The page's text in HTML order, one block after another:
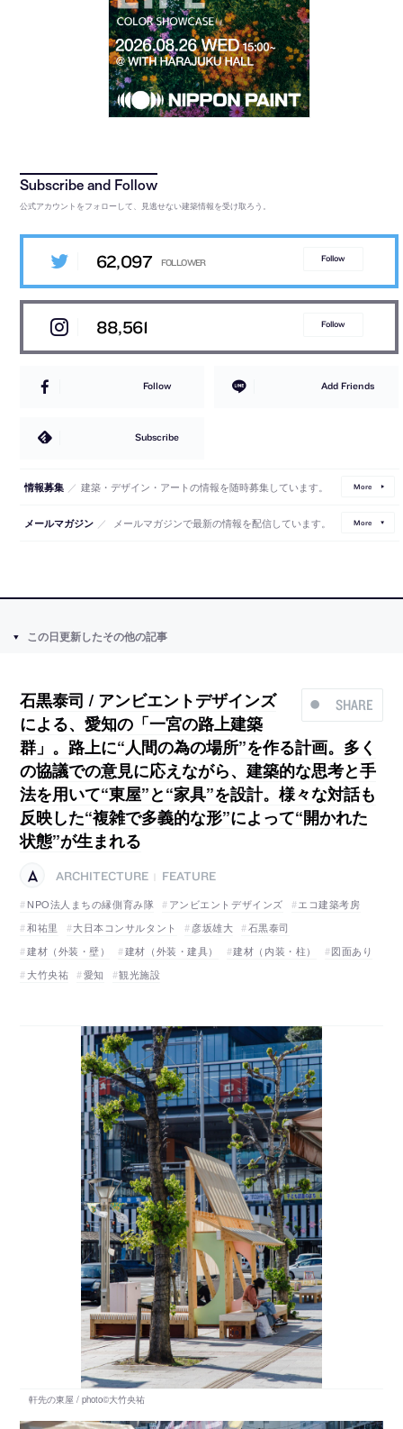
公式アカウントをフォローして、見逃せない建築情報を受け取ろう。
62,097 Follow
88,561 Follow
Follow Add Friends
Subscribe
情報募集 ／ 建築・デザイン・アートの情報を随時募集しています。 More
メールマガジン ／ メールマガジンで最新の情報を配信しています。 More
この日更新したその他の記事
SHARE
石黒泰司 / アンビエントデザインズ
による、愛知の「一宮の路上建築
群」。路上に“人間の為の場所”を作る計画。多く
の協議での意見に応えながら、建築的な思考と手
法を用いて“東屋”と“家具”を設計。様々な対話も
反映した“複雑で多義的な形”によって“開かれた
状態”が生まれる
ARCHITECTURE
FEATURE
NPO法人まちの縁側育み隊
アンビエントデザインズ
エコ建築考房
和祐里
大日本コンサルタント 彦坂雄大
石黒泰司
建材（外装・壁）
建材（外装・建具） 建材（内装・柱）
図面あり
大竹央祐
愛知 観光施設